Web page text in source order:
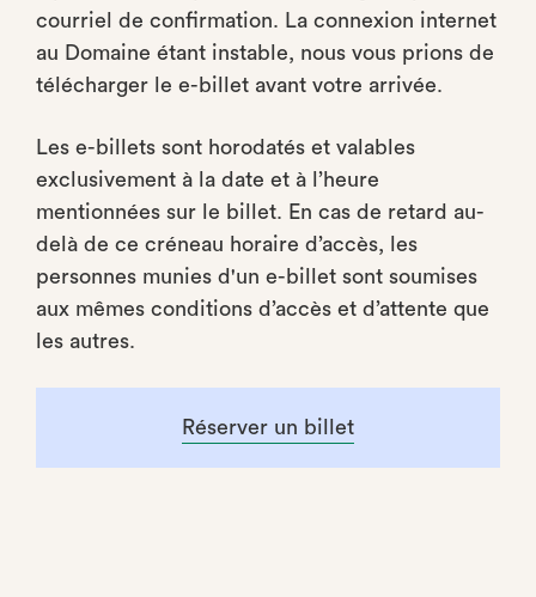
courriel de confirmation. La connexion internet
au Domaine étant instable, nous vous prions de
télécharger le e-billet avant votre arrivée.
Les e-billets sont horodatés et valables
exclusivement à la date et à l’heure
mentionnées sur le billet. En cas de retard au-
delà de ce créneau horaire d’accès, les
personnes munies d'un e-billet sont soumises
aux mêmes conditions d’accès et d’attente que
les autres.
Réserver un billet